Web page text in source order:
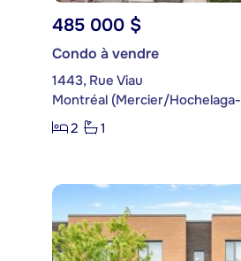
485 000 $
Condo à vendre
1443, Rue Viau
Montréal (Mercier/
2
1